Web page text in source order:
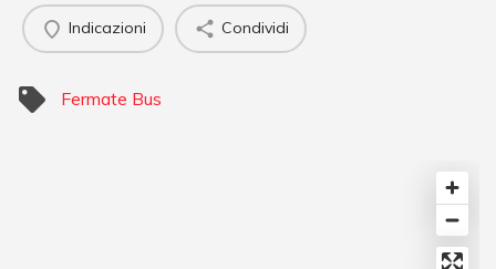
Indicazioni Condividi
Fermate Bus